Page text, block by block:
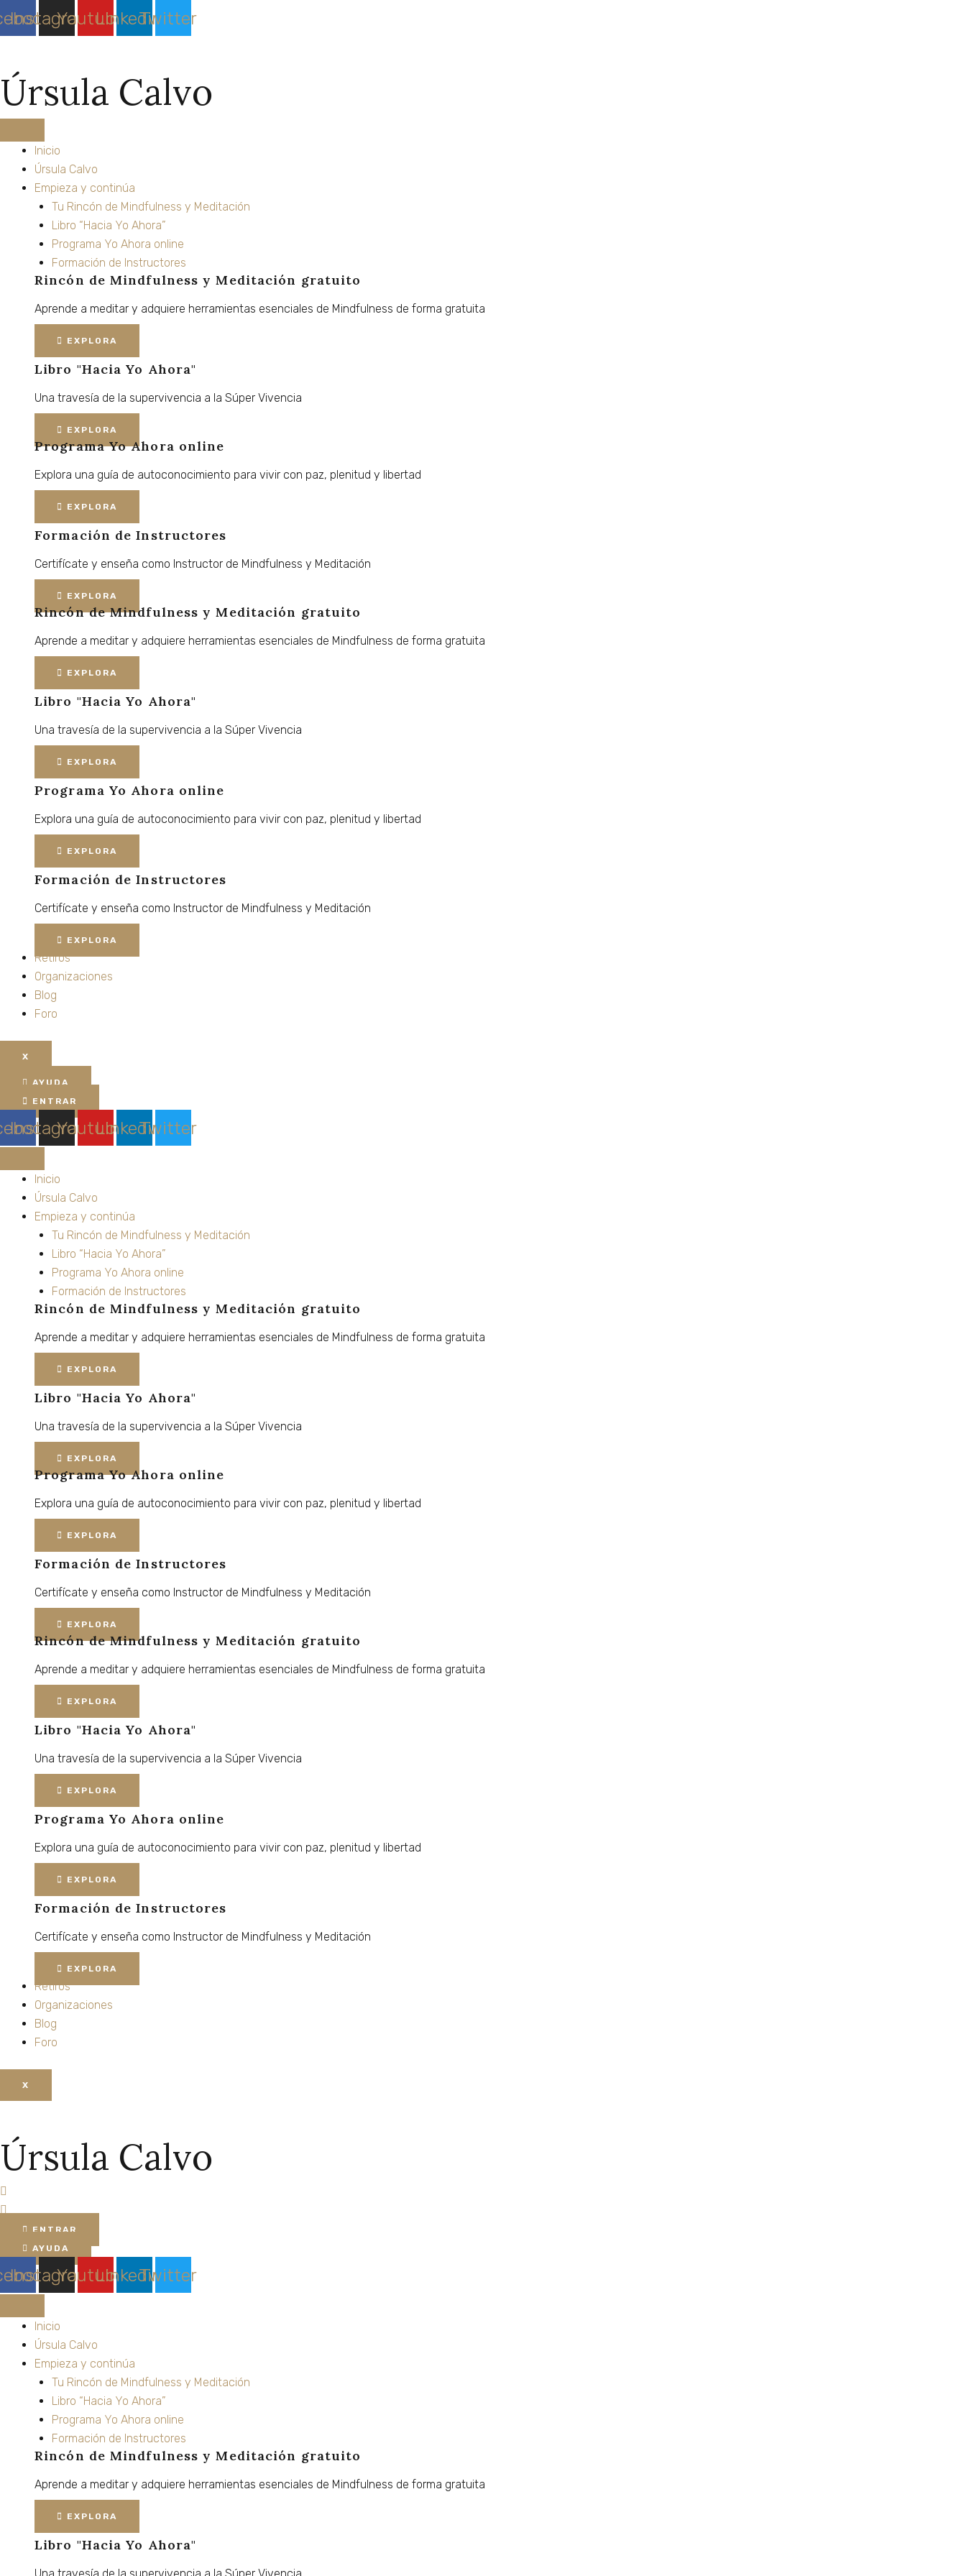
alInstagram
YoutubeLinkedinTwitter
Úrsula Calvo
Inicio
Úrsula Calvo
Empieza y continúa
Tu Rincón de Mindfulness y Meditación
Libro “Hacia Yo Ahora”
Programa Yo Ahora online
Formación de Instructores
Rincón de Mindfulness y Meditación gratuito
Aprende a meditar y adquiere herramientas esenciales de Mindfulness de forma gratuita
EXPLORA
Libro "Hacia Yo Ahora"
Una travesía de la supervivencia a la Súper Vivencia
EXPLORA
Programa Yo Ahora online
Explora una guía de autoconocimiento para vivir con paz, plenitud y libertad
EXPLORA
Formación de Instructores
Certifícate y enseña como Instructor de Mindfulness y Meditación
EXPLORA
Rincón de Mindfulness y Meditación gratuito
Aprende a meditar y adquiere herramientas esenciales de Mindfulness de forma gratuita
EXPLORA
Libro "Hacia Yo Ahora"
Una travesía de la supervivencia a la Súper Vivencia
EXPLORA
Programa Yo Ahora online
Explora una guía de autoconocimiento para vivir con paz, plenitud y libertad
EXPLORA
Formación de Instructores
Certifícate y enseña como Instructor de Mindfulness y Meditación
EXPLORA
Retiros
Organizaciones
Blog
Foro
X
AYUDA
ENTRAR
Instagram
YoutubeLinkedinTwitter
Inicio
Úrsula Calvo
Empieza y continúa
Tu Rincón de Mindfulness y Meditación
Libro “Hacia Yo Ahora”
Programa Yo Ahora online
Formación de Instructores
Rincón de Mindfulness y Meditación gratuito
Aprende a meditar y adquiere herramientas esenciales de Mindfulness de forma gratuita
EXPLORA
Libro "Hacia Yo Ahora"
Una travesía de la supervivencia a la Súper Vivencia
EXPLORA
Programa Yo Ahora online
Explora una guía de autoconocimiento para vivir con paz, plenitud y libertad
EXPLORA
Formación de Instructores
Certifícate y enseña como Instructor de Mindfulness y Meditación
EXPLORA
Rincón de Mindfulness y Meditación gratuito
Aprende a meditar y adquiere herramientas esenciales de Mindfulness de forma gratuita
EXPLORA
Libro "Hacia Yo Ahora"
Una travesía de la supervivencia a la Súper Vivencia
EXPLORA
Programa Yo Ahora online
Explora una guía de autoconocimiento para vivir con paz, plenitud y libertad
EXPLORA
Formación de Instructores
Certifícate y enseña como Instructor de Mindfulness y Meditación
EXPLORA
Retiros
Organizaciones
Blog
Foro
X
Úrsula Calvo
ENTRAR
AYUDA
Instagram
YoutubeLinkedinTwitter
Inicio
Úrsula Calvo
Empieza y continúa
Tu Rincón de Mindfulness y Meditación
Libro “Hacia Yo Ahora”
Programa Yo Ahora online
Formación de Instructores
Rincón de Mindfulness y Meditación gratuito
Aprende a meditar y adquiere herramientas esenciales de Mindfulness de forma gratuita
EXPLORA
Libro "Hacia Yo Ahora"